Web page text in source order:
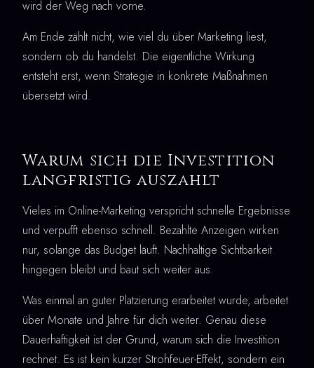
wird der Weg nach vorne.
Am Ende zählt nicht, wie viel du über Marketing liest,
sondern ob du handelst. Die eigentliche Wirkung
entsteht erst, wenn Strategie in konkrete Maßnahmen
übersetzt wird.
Warum sich die Investition
langfristig auszahlt
Vieles im Online-Marketing verspricht schnelle Ergebnisse
und verpufft ebenso schnell. Bezahlte Anzeigen wirken
nur, solange das Budget läuft. Nachhaltige Sichtbarkeit
hingegen bleibt und baut sich weiter aus.
Was einmal an guter Platzierung erarbeitet wurde, arbeitet
über Monate und Jahre für dich weiter. Genau diese
Dauerhaftigkeit ist der Grund, warum sich die Investition
rechnet. Es ist kein kurzer Strohfeuer-Effekt, sondern ein